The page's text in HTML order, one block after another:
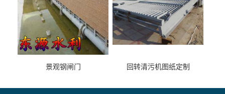
景观钢闸门 回转清污机图纸定制